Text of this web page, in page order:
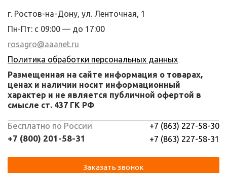
г. Ростов-на-Дону, ул. Ленточная, 1
Пн-Пт: с 09:00 — до 17:00
rosagro@aaanet.ru
Политика обработки персональных данных
Размещенная на сайте информация о товарах,
ценах и наличии носит информационный
характер и не является публичной офертой в
смысле ст. 437 ГК РФ
Бесплатно по России
+7 (800) 201-58-31
+7 (863) 227-58-30
+7 (863) 227-58-31
Заказать звонок